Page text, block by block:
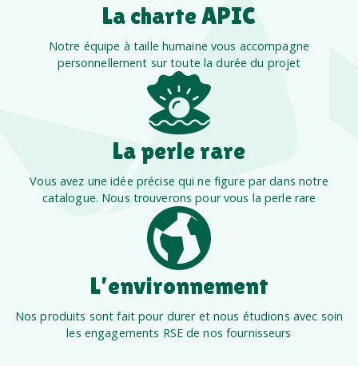
La charte APIC
Notre équipe à taille humaine vous accompagne
personnellement sur toute la durée du projet
La perle rare
Vous avez une idée précise qui ne figure par dans notre
catalogue. Nous trouverons pour vous la perle rare
L’environnement
Nos produits sont fait pour durer et nous étudions avec soin
les engagements RSE de nos fournisseurs